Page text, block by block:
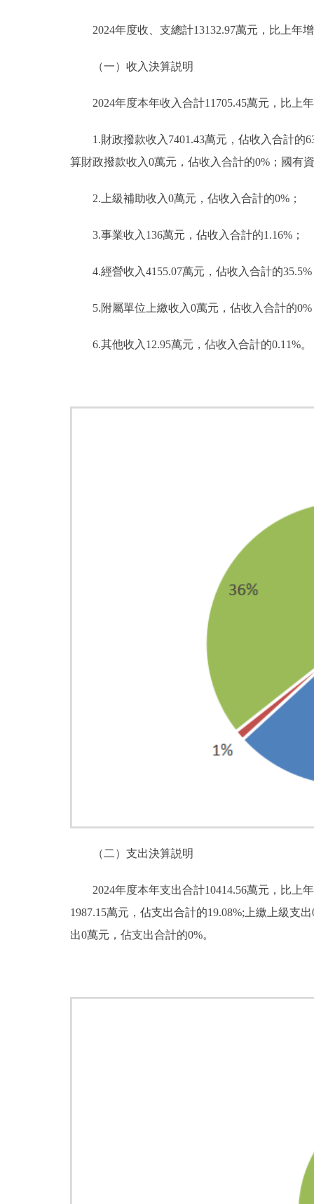
2024年度收、支總計13132.97萬元，比上年
（一）收入決算説明
2024年度本年收入合計11705.45萬元，比上
1.財政撥款收入7401.43萬元，佔收入合計的
算財政撥款收入0萬元，佔收入合計的0%；國有
2.上級補助收入0萬元，佔收入合計的0%；
3.事業收入136萬元，佔收入合計的1.16%；
4.經營收入4155.07萬元，佔收入合計的
5.附屬單位上繳收入0萬元，佔收入合計的
6.其他收入12.95萬元，佔收入合計的0.11%。
（二）支出決算説明
2024年度本年支出合計10414.56萬元，比上
1987.15萬元，佔支出合計的19.08%;上繳上級支
出0萬元，佔支出合計的0%。